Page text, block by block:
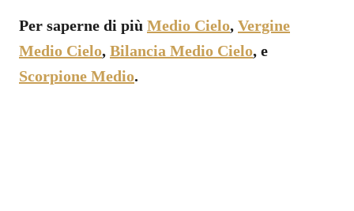
Per saperne di più Medio Cielo, Vergine
Medio Cielo, Bilancia Medio Cielo, e
Scorpione Medio.